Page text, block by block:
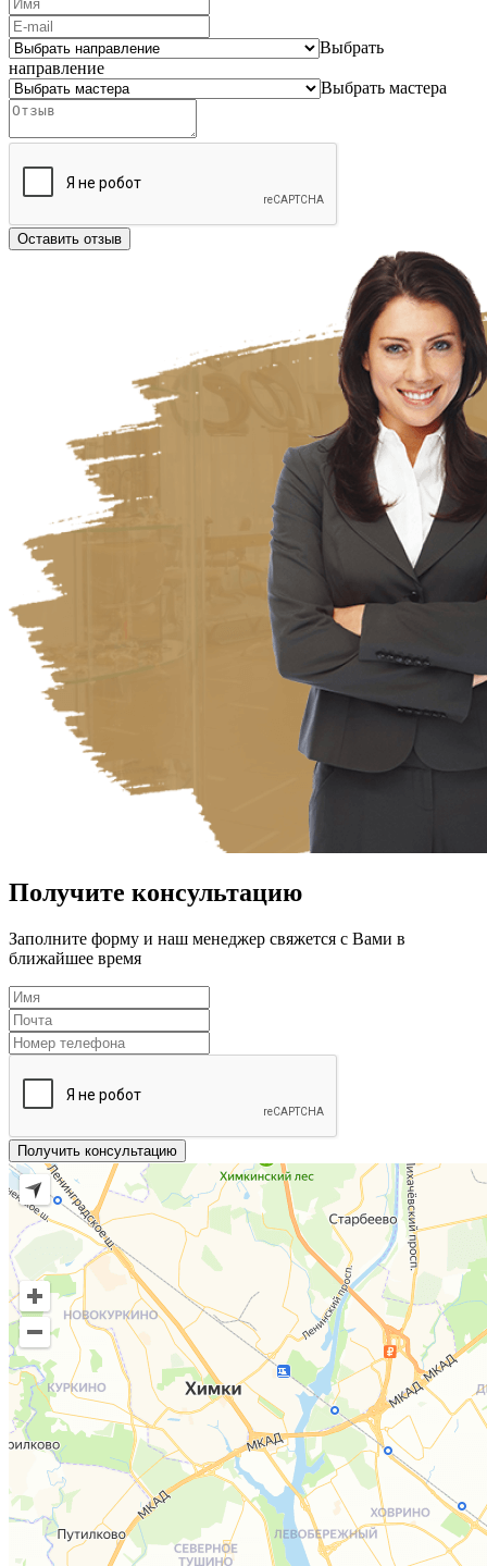
Выбрать
направление
Выбрать мастера
Оставить отзыв
Получите консультацию
Заполните форму и наш менеджер свяжется с Вами в
ближайшее время
Получить консультацию